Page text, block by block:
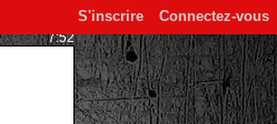
Connectez-vous
S'inscrire
7:52